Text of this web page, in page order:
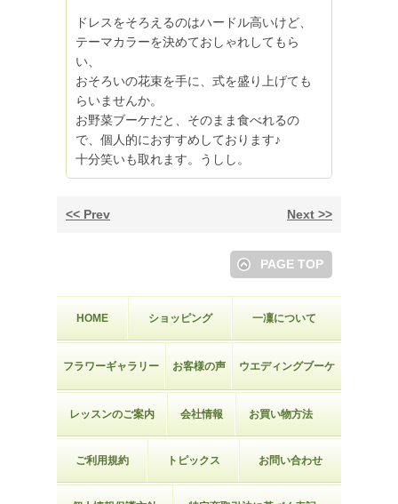
ドレスをそろえるのはハードル高いけど、
テーマカラーを決めておしゃれしてもら
い、
おそろいの花束を手に、式を盛り上げても
らいませんか。
お野菜ブーケだと、そのまま食べれるの
で、個人的におすすめしております♪
十分笑いも取れます。うしし。
Prev Next
PAGE TOP
HOME ショッピング 一凜について
フラワーギャラリー お客様の声 ウエディングブーケ
レッスンのご案内 会社情報 お買い物方法
ご利用規約 トピックス お問い合わせ